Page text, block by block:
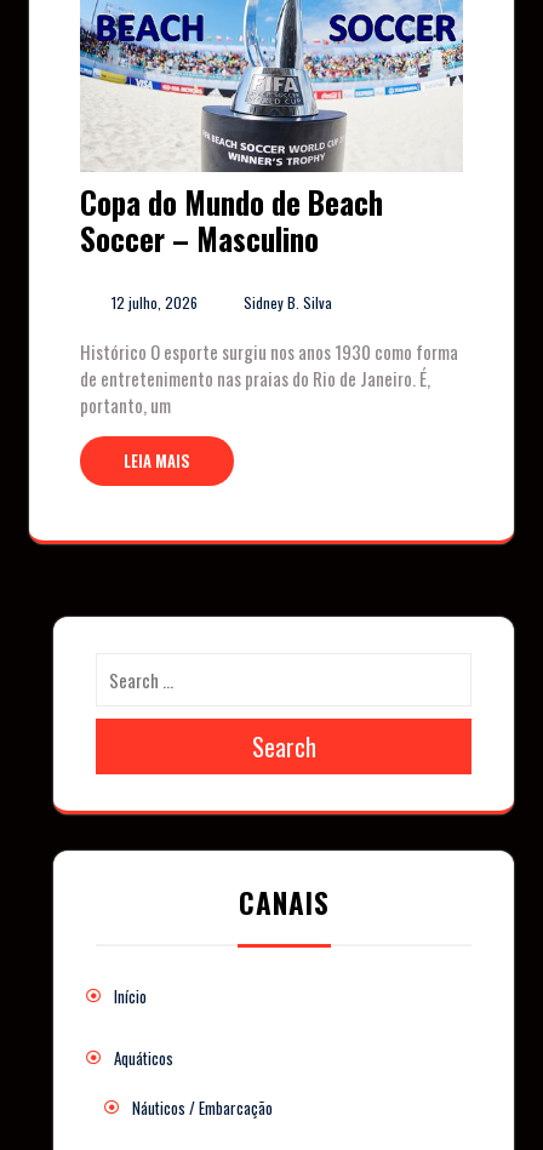
Copa do Mundo de Beach
Soccer – Masculino
12 julho, 2026 Sidney B. Silva
Histórico O esporte surgiu nos anos 1930 como forma
de entretenimento nas praias do Rio de Janeiro. É,
portanto, um
LEIA MAIS
Search
CANAIS
Início
Aquáticos
Náuticos / Embarcação